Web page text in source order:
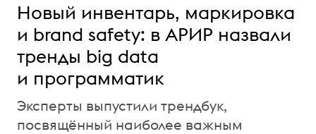
Новый инвентарь, маркировка
и brand safety: в АРИР назвали
тренды big data
и программатик
Эксперты выпустили трендбук,
посвящённый наиболее важным